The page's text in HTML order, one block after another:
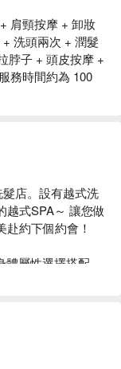
肩頸按摩 + 卸妝
洗頭兩次 + 潤髮
脖子 + 頭皮按摩 +
務時間約為 100
店。設有越式洗
越式SPA～ 讓您做
約下個約會！
屬性選擇搭配，